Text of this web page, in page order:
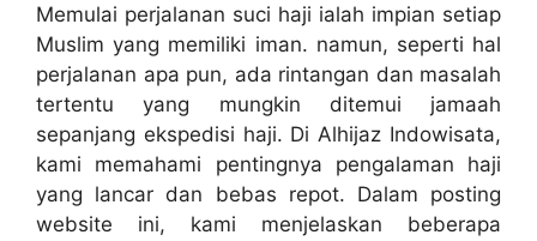
Memulai perjalanan suci haji ialah impian setiap
Muslim yang memiliki iman. namun, seperti hal
perjalanan apa pun, ada rintangan dan masalah
tertentu yang mungkin ditemui jamaah
sepanjang ekspedisi haji. Di Alhijaz Indowisata,
kami memahami pentingnya pengalaman haji
yang lancar dan bebas repot. Dalam posting
website ini, kami menjelaskan beberapa